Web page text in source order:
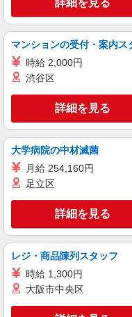
派遣社員
パーソルテンプスタッフ株
（つくば）/26-0604895
［時間
時給
茨城
勤可≫
キープ
派遣社員
パーソルテンプスタッフ株
（つくば）/26-0537829
＼未経
ので安
時給
医療事
茨
通勤可≫
詳細を見る
マンションの受付・案内ス
時給 2,000円
渋谷区
詳細を見る
大学病院の中材滅菌
月給 254,160円
足立区
詳細を見る
レジ・商品陳列スタッフ
時給 1,300円
大阪市中央区